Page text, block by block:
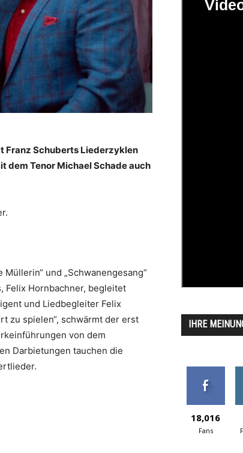
Franz Schuberts Liederzyklen
dem Tenor Michael Schade auch
und „Schwanengesang“
Felix Hornbachner, begleitet
und Liedbegleiter Felix
zu spielen“, schwärmt der erst
von dem
Darbietungen tauchen die
IHRE
18,016
Fans